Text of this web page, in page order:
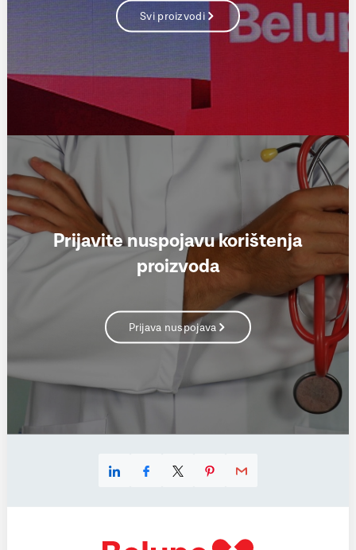
Svi proizvodi
Prijavite nuspojavu korištenja
proizvoda
Prijava nuspojava
LinkedinFacebook
X PinterestE-mail